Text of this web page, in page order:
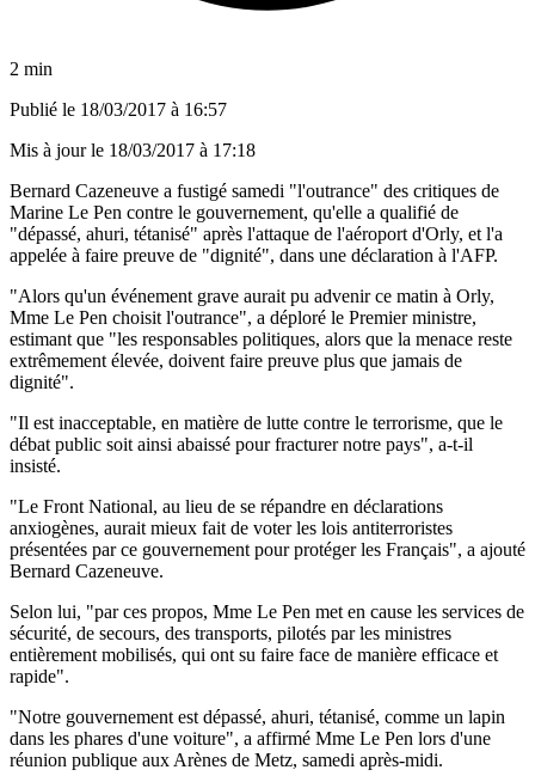
2 min
Publié le 18/03/2017 à 16:57
Mis à jour le 18/03/2017 à 17:18
Bernard Cazeneuve a fustigé samedi "l'outrance" des critiques de
Marine Le Pen contre le gouvernement, qu'elle a qualifié de
"dépassé, ahuri, tétanisé" après l'attaque de l'aéroport d'Orly, et l'a
appelée à faire preuve de "dignité", dans une déclaration à l'AFP.
"Alors qu'un événement grave aurait pu advenir ce matin à Orly,
Mme Le Pen choisit l'outrance", a déploré le Premier ministre,
estimant que "les responsables politiques, alors que la menace reste
extrêmement élevée, doivent faire preuve plus que jamais de
dignité".
"Il est inacceptable, en matière de lutte contre le terrorisme, que le
débat public soit ainsi abaissé pour fracturer notre pays", a-t-il
insisté.
"Le Front National, au lieu de se répandre en déclarations
anxiogènes, aurait mieux fait de voter les lois antiterroristes
présentées par ce gouvernement pour protéger les Français", a ajouté
Bernard Cazeneuve.
Selon lui, "par ces propos, Mme Le Pen met en cause les services de
sécurité, de secours, des transports, pilotés par les ministres
entièrement mobilisés, qui ont su faire face de manière efficace et
rapide".
"Notre gouvernement est dépassé, ahuri, tétanisé, comme un lapin
dans les phares d'une voiture", a affirmé Mme Le Pen lors d'une
réunion publique aux Arènes de Metz, samedi après-midi.